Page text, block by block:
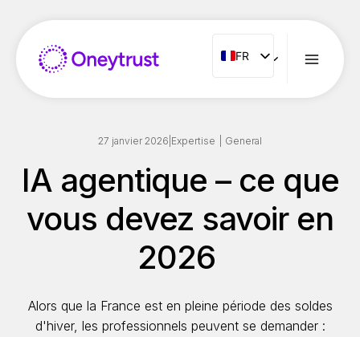
contenu
FR
FR
ENG
PT
RO
27 janvier 2026 Expertise General
IA agentique – ce que
vous devez savoir en
2026
Alors que la France est en pleine période des soldes
d'hiver, les professionnels peuvent se demander :